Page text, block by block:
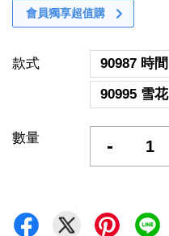
會員獨享超值購
款式 90987 時間
90995 雪花
數量 -